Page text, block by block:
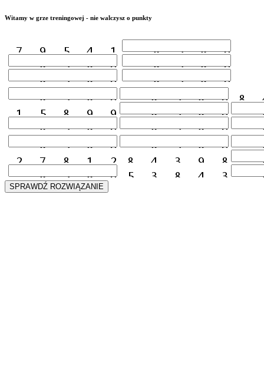
Witamy w grze treningowej - nie walczysz o punkty